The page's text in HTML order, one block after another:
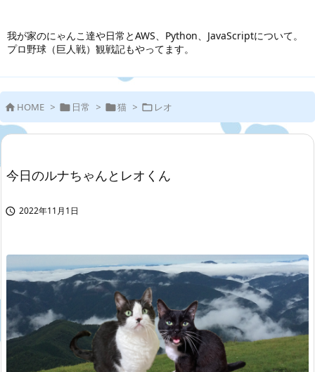
我が家のにゃんこ達や日常とAWS、Python、JavaScriptについて。
プロ野球（巨人戦）観戦記もやってます。
 HOME >  日常 > 猫 >  レオ
今日のルナちゃんとレオくん
 2022年11月1日